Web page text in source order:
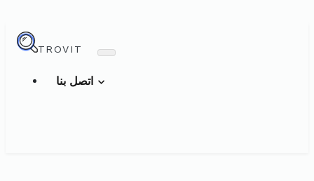
TROVIT